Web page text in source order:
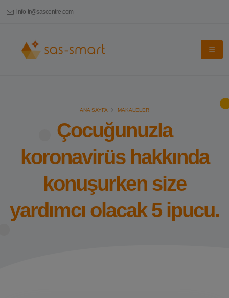
info-tr@sascentre.com
ANA SAYFA MAKALELER
Çocuğunuzla
koronavirüs hakkında
konuşurken size
yardımcı olacak 5 ipucu.